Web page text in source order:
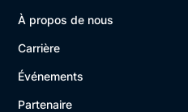
À propos de nous
Carrière
Événements
Partenaire